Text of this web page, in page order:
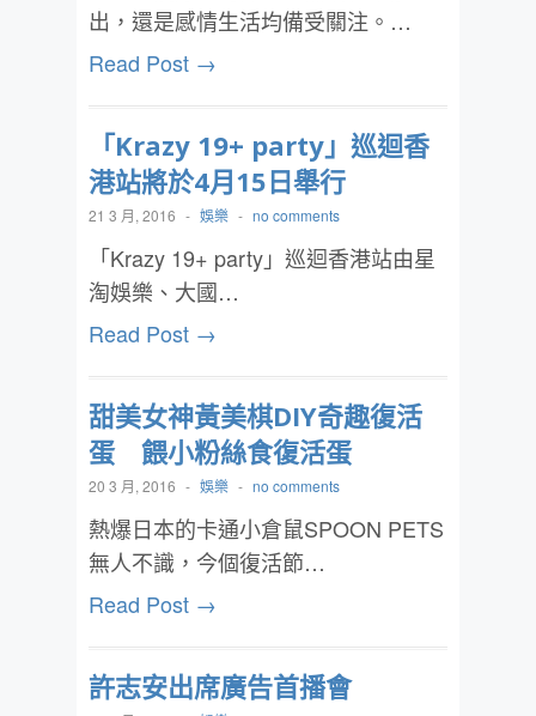
出，還是感情生活均備受關注。…
Read Post →
「Krazy 19+ party」巡迴香
港站將於4月15日舉行
21 3 月, 2016 - 娛樂 - no comments
「Krazy 19+ party」巡迴香港站由星
淘娛樂、大國…
Read Post →
甜美女神黃美棋DIY奇趣復活
蛋 餵小粉絲食復活蛋
20 3 月, 2016 - 娛樂 - no comments
熱爆日本的卡通小倉鼠SPOON PETS
無人不識，今個復活節…
Read Post →
許志安出席廣告首播會